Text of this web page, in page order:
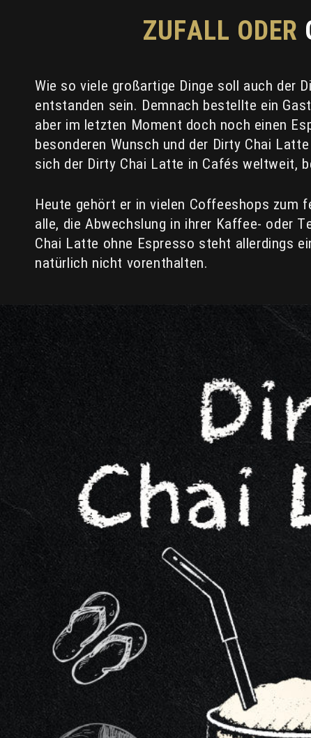
ZUFALL ODER
Wie so viele großartige Dinge soll auch der
entstanden sein. Demnach bestellte ein
aber im letzten Moment doch noch einen
besonderen Wunsch und der Dirty Chai
sich der Dirty Chai Latte in Cafés weltweit,
Heute gehört er in vielen Coffeeshops zum
alle, die Abwechslung in ihrer Kaffee- oder
Chai Latte ohne Espresso steht allerdings
natürlich nicht vorenthalten.